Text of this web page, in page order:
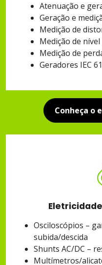
Atenuação e
Geração e
Medição de
Medição de
Medição de
Geradores IEC
Conheça o
Osciloscópios –
subida/descida
Shunts AC/DC –
Multímetros/